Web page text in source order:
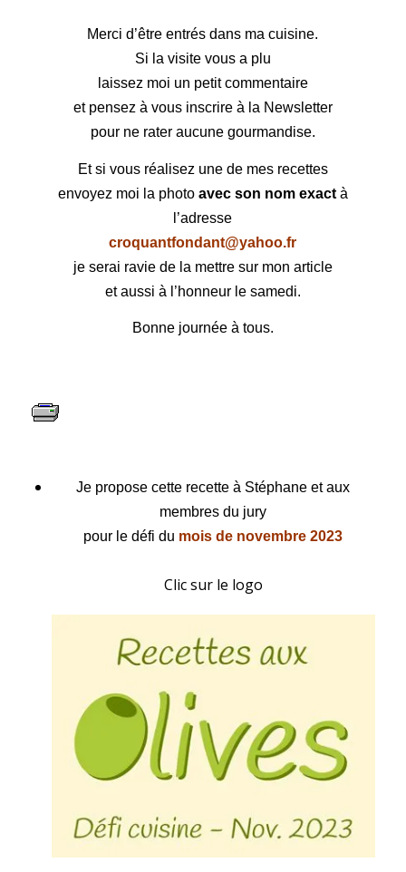
Merci d’être entrés dans ma cuisine.
Si la visite vous a plu
laissez moi un petit commentaire
et pensez à vous inscrire à la Newsletter
pour ne rater aucune gourmandise.
Et si vous réalisez une de mes recettes
envoyez moi la photo avec son nom exactà
l’adresse
croquantfondant@yahoo.fr
je serai ravie de la mettre sur mon article
et aussi à l’honneur le samedi.
Bonne journée à tous.
Je propose cette recette à Stéphane et aux
membres du jury
pour le défi du mois de novembre 2023
Clic sur le logo